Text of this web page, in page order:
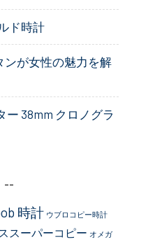
ド時計
ンが女性の魅力を解
38mm クロノグラ
時計 ウブロコピー時計
スーパーコピー オメガ